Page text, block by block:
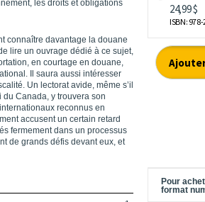
les droits et obligations
connaître davantage la douane
lire un ouvrage dédié à ce sujet,
en courtage en douane,
Il saura aussi intéresser
Un lectorat avide, même s’il
Canada, y trouvera son
reconnus en
accusent un certain retard
fermement dans un processus
de grands défis devant eux, et
Pour
format